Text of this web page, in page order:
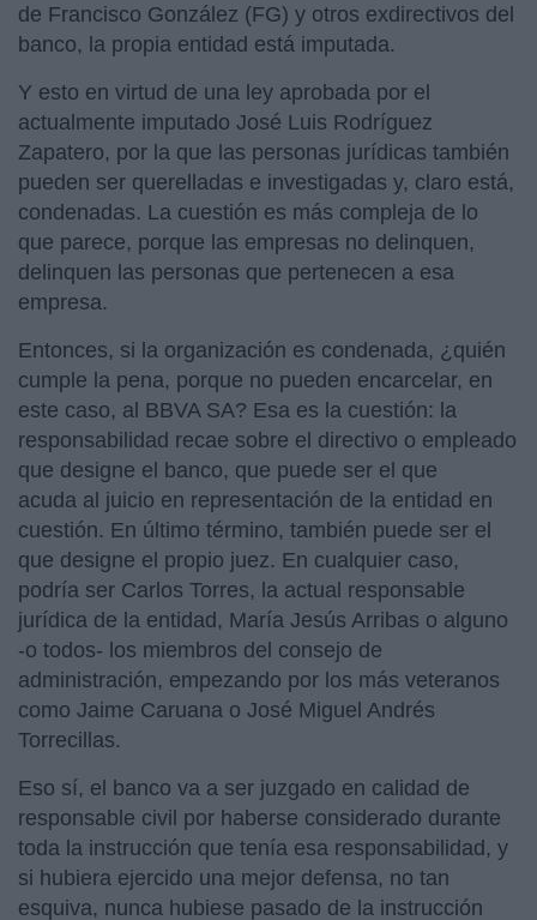
de Francisco González (FG) y otros exdirectivos del
banco, la propia entidad está imputada.
Y esto en virtud de una ley aprobada por el
actualmente imputado José Luis Rodríguez
Zapatero, por la que las personas jurídicas también
pueden ser querelladas e investigadas y, claro está,
condenadas. La cuestión es más compleja de lo
que parece, porque las empresas no delinquen,
delinquen las personas que pertenecen a esa
empresa.
Entonces, si la organización es condenada, ¿quién
cumple la pena, porque no pueden encarcelar, en
este caso, al BBVA SA? Esa es la cuestión: la
responsabilidad recae sobre el directivo o empleado
que designe el banco, que puede ser el que
acuda al juicio en representación de la entidad en
cuestión. En último término, también puede ser el
que designe el propio juez. En cualquier caso,
podría ser Carlos Torres, la actual responsable
jurídica de la entidad, María Jesús Arribas o alguno
-o todos- los miembros del consejo de
administración, empezando por los más veteranos
como Jaime Caruana o José Miguel Andrés
Torrecillas.
Eso sí, el banco va a ser juzgado en calidad de
responsable civil por haberse considerado durante
toda la instrucción que tenía esa responsabilidad, y
si hubiera ejercido una mejor defensa, no tan
esquiva, nunca hubiese pasado de la instrucción